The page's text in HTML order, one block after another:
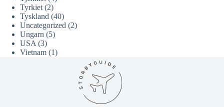
Tyrkiet (2)
Tyskland (40)
Uncategorized (2)
Ungarn (5)
USA (3)
Vietnam (1)